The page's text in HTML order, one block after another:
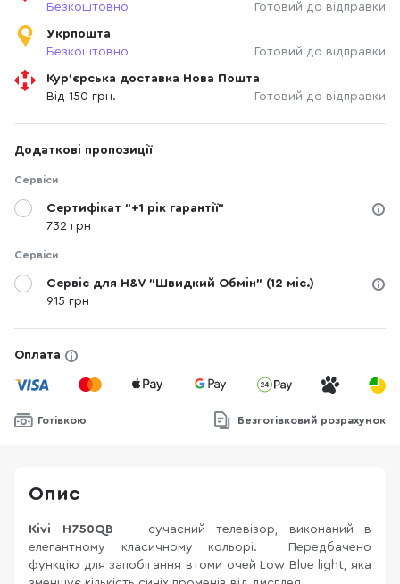
Безкоштовно
Готовий до відправки
Укрпошта
Безкоштовно
Готовий до відправки
Кур'єрська доставка Нова Пошта
Від 150 грн.
Готовий до відправки
Додаткові пропозиції
Сервіси
Сертифікат "+1 рік гарантії"
732 грн
Сервіси
Сервіс для H&V "Швидкий Обмін" (12 міс.)
915 грн
Оплата
Готівкою Безготівковий розрахунок
Опис
Kivi H750QB — сучасний телевізор, виконаний в
елегантному класичному кольорі. Передбачено
функцію для запобігання втоми очей Low Blue light, яка